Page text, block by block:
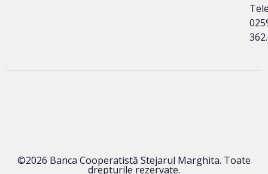
©2026 Banca Cooperatistă Stejarul Marghita. Toate
drepturile rezervate.